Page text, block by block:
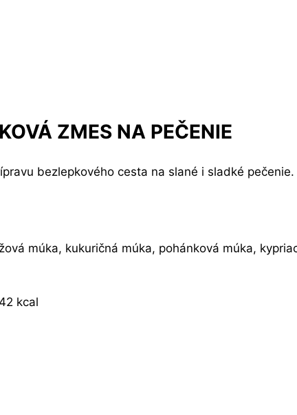
ZMES NA PEČENIE
bezlepkového cesta na slané i sladké pečenie.
múka, kukuričná múka, pohánková múka,
kcal